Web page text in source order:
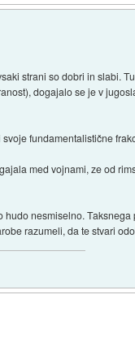
strani so dobri in slabi.
dogajalo se je v
fundamentalistične
med vojnami, ze od
nesmiselno.
razumeli, da te stvari